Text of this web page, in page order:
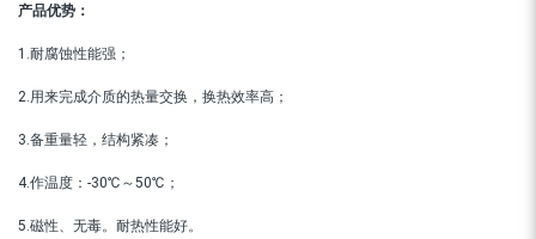
产品优势：
1.耐腐蚀性能强；
2.用来完成介质的热量交换，换热效率高；
3.备重量轻，结构紧凑；
4.作温度：-30℃～50℃；
5.磁性、无毒。耐热性能好。